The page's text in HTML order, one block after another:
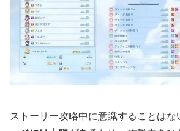
ストーリー攻略中に意識することはな